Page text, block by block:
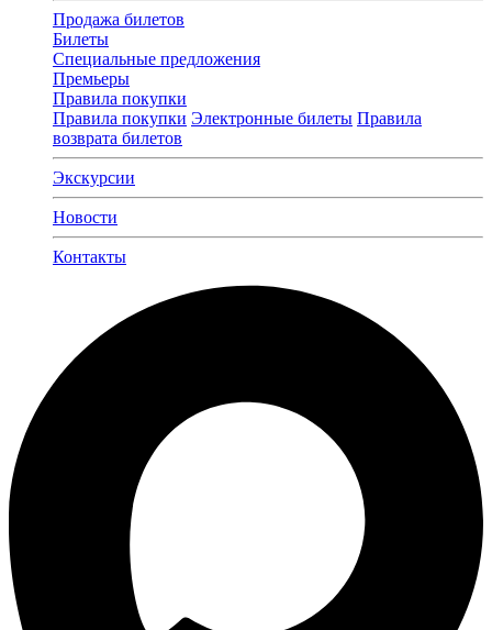
Продажа билетов
Билеты
Специальные предложения
Премьеры
Правила покупки
Правила покупки Электронные билеты Правила
возврата билетов
Экскурсии
Новости
Контакты